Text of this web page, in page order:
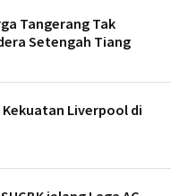
Tangerang Tak
Setengah Tiang
Kekuatan Liverpool di